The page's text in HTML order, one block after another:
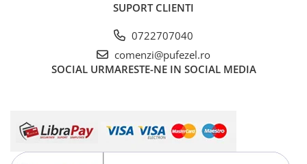
SUPORT CLIENTI
0722707040
comenzi@pufezel.ro
SOCIAL URMARESTE-NE IN SOCIAL MEDIA